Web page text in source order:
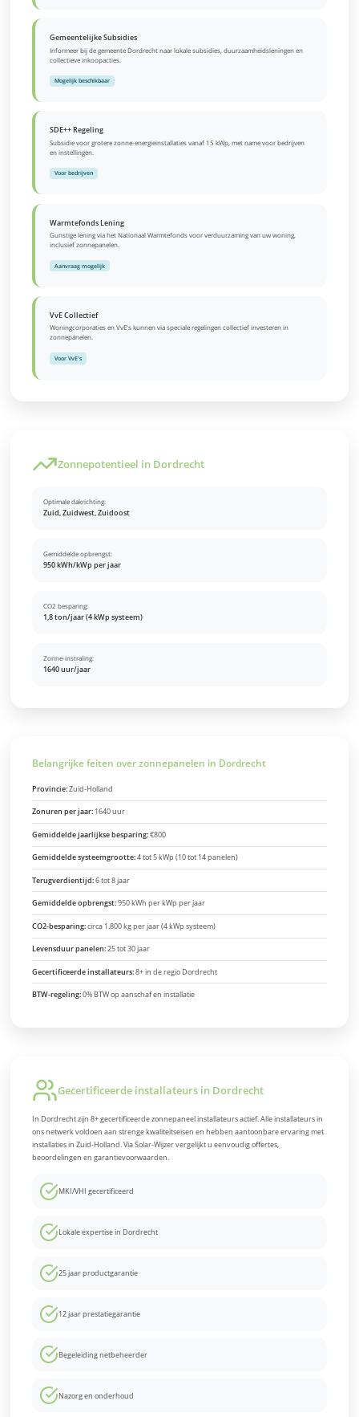
Gemeentelijke Subsidies
Informeer bij de gemeente Dordrecht naar lokale subsidies, duurzaamheidsleningen en
collectieve inkoopacties.
Mogelijk beschikbaar
SDE++ Regeling
Subsidie voor grotere zonne-energieinstallaties vanaf 15 kWp, met name voor bedrijven
en instellingen.
Voor bedrijven
Warmtefonds Lening
Gunstige lening via het Nationaal Warmtefonds voor verduurzaming van uw woning,
inclusief zonnepanelen.
Aanvraag mogelijk
VvE Collectief
Woningcorporaties en VvE's kunnen via speciale regelingen collectief investeren in
zonnepanelen.
Voor VvE's
Zonnepotentieel in Dordrecht
Optimale dakrichting:
Zuid, Zuidwest, Zuidoost
Gemiddelde opbrengst:
950 kWh/kWp per jaar
CO2 besparing:
1,8 ton/jaar (4 kWp systeem)
Zonne-instraling:
1640 uur/jaar
Belangrijke feiten over zonnepanelen in Dordrecht
Provincie:Zuid-Holland
Zonuren per jaar: 1640 uur
Gemiddelde jaarlijkse besparing:€800
Gemiddelde systeemgrootte:4 tot 5 kWp (10 tot 14 panelen)
Terugverdientijd:6 tot 8 jaar
Gemiddelde opbrengst:950 kWh per kWp per jaar
CO2-besparing:circa 1.800 kg per jaar (4 kWp systeem)
Levensduur panelen:25 tot 30 jaar
Gecertificeerde installateurs:8+ in de regio Dordrecht
BTW-regeling:0% BTW op aanschaf en installatie
Gecertificeerde installateurs in Dordrecht
In Dordrecht zijn 8+ gecertificeerde zonnepaneel installateurs actief. Alle installateurs in
ons netwerk voldoen aan strenge kwaliteitseisen en hebben aantoonbare ervaring met
installaties in Zuid-Holland. Via Solar-Wijzer vergelijkt u eenvoudig offertes,
beoordelingen en garantievoorwaarden.
MKI/VHI gecertificeerd
Lokale expertise in Dordrecht
25 jaar productgarantie
12 jaar prestatiegarantie
Begeleiding netbeheerder
Nazorg en onderhoud